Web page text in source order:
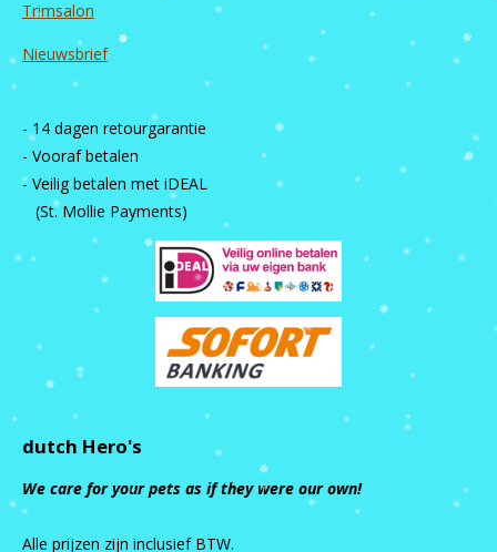
Trimsalon
Nieuwsbrief
- 14 dagen retourgarantie
- Vooraf betalen
- Veilig betalen met iDEAL
(St. Mollie Payments)
dutch Hero's
We care for your pets as if they were our own!
Alle prijzen zijn inclusief BTW.